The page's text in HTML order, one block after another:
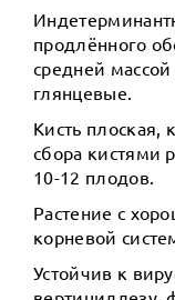
продлённого
средней массой
глянцевые.
Кисть плоская,
сбора кистями
10-12 плодов.
Растение с
корневой
Устойчив к